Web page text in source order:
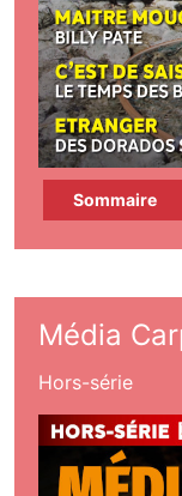
Sommaire
Média
Hors-série